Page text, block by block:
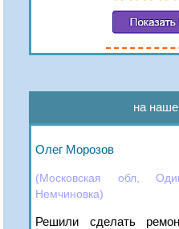
на
Олег Морозов
(Московская обл,
Немчиновка)
Решили сделать